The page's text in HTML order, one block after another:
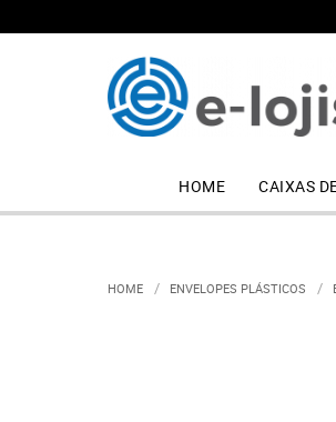
HOME CAIXAS
HOME ENVELOPES PLÁSTICOS